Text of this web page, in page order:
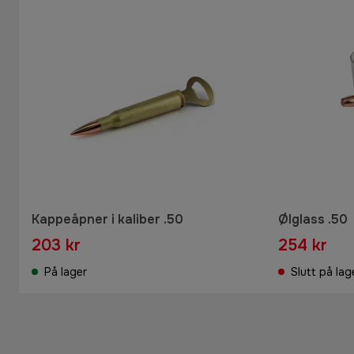
Kappeåpner i kaliber .50
203 kr
På lager
Ølglass .50
254 kr
Slutt på